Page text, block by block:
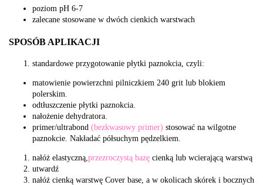
poziom pH 6-7
zalecane stosowane w dwóch cienkich warstwach
SPOSÓB APLIKACJI
standardowe przygotowanie płytki paznokcia, czyli:
matowienie powierzchni pilniczkiem 240 grit lub blokiem
polerskim.
odtłuszczenie płytki paznokcia.
nałożenie dehydratora.
primer/ultrabond (bezkwasowy primer) stosować na wilgotne
paznokcie. Nakładać półsuchym pędzelkiem.
nałóż elastyczną, przezroczystą bazę cienką lub wcierającą warstwą
utwardź
nałóż cienką warstwę Cover base, a w okolicach skórek i bocznych